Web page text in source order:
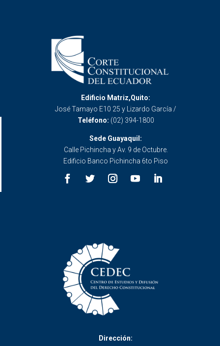
Edificio Matriz,Quito:
José Tamayo E10 25 y Lizardo García /
Teléfono: (02) 394-1800
Sede Guayaquil:
Calle Pichincha y Av. 9 de Octubre.
Edificio Banco Pichincha 6to Piso
Dirección: